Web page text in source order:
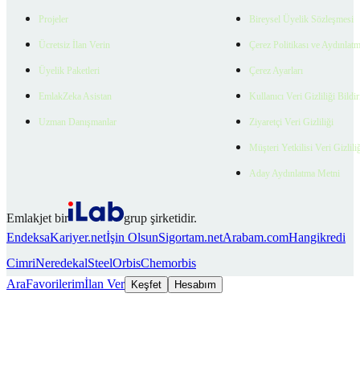
Projeler
Ücretsiz İlan Verin
Üyelik Paketleri
EmlakZeka Asistan
Uzman Danışmanlar
Bireysel Üyelik Sözleşmesi
Çerez Politikası ve
Çerez Ayarları
Kullanıcı Veri Gizliliği
Ziyaretçi Veri Gizliliği
Müşteri Yetkilisi Veri
Aday Aydınlatma Metni
Emlakjet bir
grup şirketidir.
EndeksaKariyer.netİşin OlsunSigortam.netArabam.comHangikredi
CimriNeredekalSteelOrbisChemorbis
AraFavorilerimİlan Ver Keşfet Hesabım